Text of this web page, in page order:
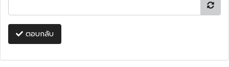
ตอบกลับ